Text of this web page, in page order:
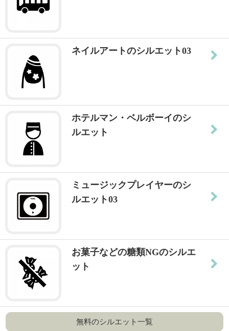
ネイルアートのシルエット03
ホテルマン・ベルボーイのシ
ルエット
ミュージックプレイヤーのシ
ルエット03
お菓子などの糖類NGのシルエ
ット
無料のシルエット一覧